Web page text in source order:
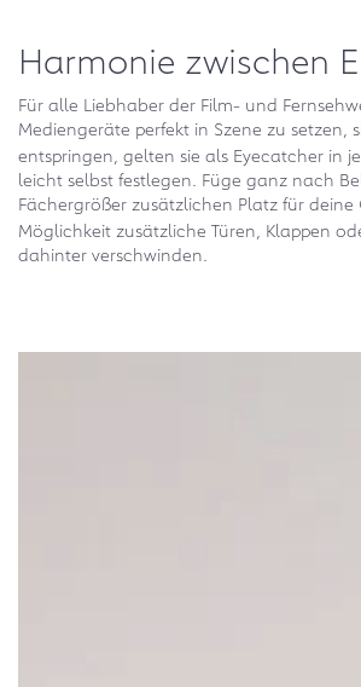
Harmonie zwischen
Für alle Liebhaber der Film- und
Mediengeräte perfekt in Szene zu
entspringen, gelten sie als Eyecatcher in
leicht selbst festlegen. Füge ganz nach
Fächergrößer zusätzlichen Platz für
Möglichkeit zusätzliche Türen, Klappen
dahinter verschwinden.